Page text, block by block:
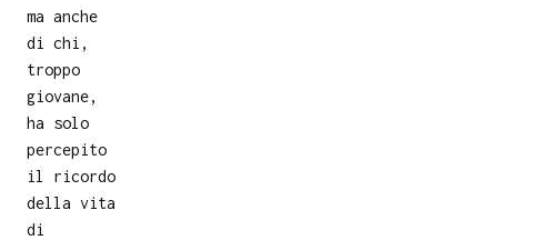
ma anche
di chi,
troppo
giovane,
ha solo
percepito
il ricordo
della vita
di